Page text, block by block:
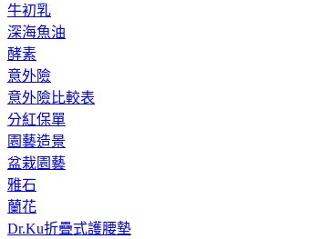
牛初乳
深海魚油
酵素
意外險
意外險比較表
分紅保單
園藝造景
盆栽園藝
雅石
蘭花
Dr.Ku折疊式護腰墊